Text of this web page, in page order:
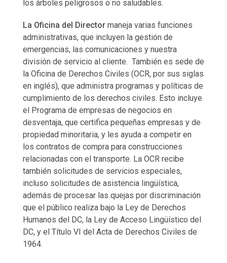
los árboles peligrosos o no saludables.
La Oficina del Directormaneja varias funciones
administrativas, que incluyen la gestión de
emergencias, las comunicaciones y nuestra
división de servicio al cliente. También es sede de
la Oficina de Derechos Civiles (OCR, por sus siglas
en inglés), que administra programas y políticas de
cumplimiento de los derechos civiles. Esto incluye
el Programa de empresas de negocios en
desventaja, que certifica pequeñas empresas y de
propiedad minoritaria, y les ayuda a competir en
los contratos de compra para construcciones
relacionadas con el transporte. La OCR recibe
también solicitudes de servicios especiales,
incluso solicitudes de asistencia lingüística,
además de procesar las quejas por discriminación
que el público realiza bajo la Ley de Derechos
Humanos del DC, la Ley de Acceso Lingüístico del
DC, y el Título VI del Acta de Derechos Civiles de
1964.